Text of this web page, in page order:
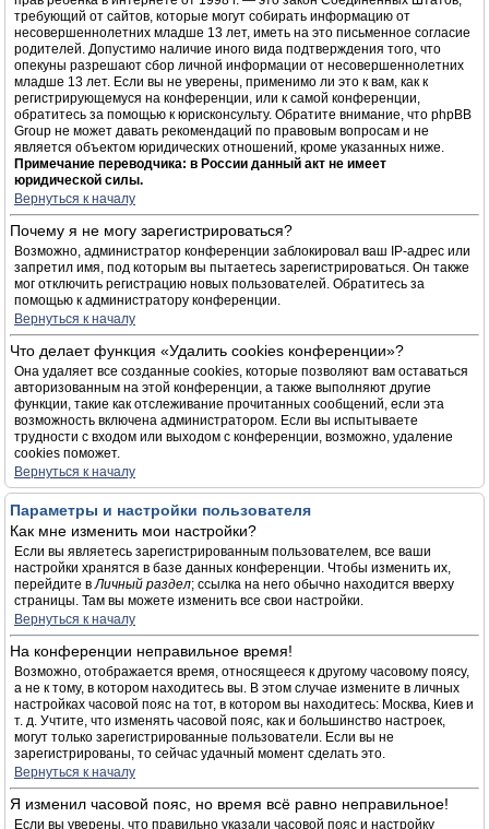
требующий от сайтов, которые могут собирать информацию от
несовершеннолетних младше 13 лет, иметь на это письменное согласие
родителей. Допустимо наличие иного вида подтверждения того, что
опекуны разрешают сбор личной информации от несовершеннолетних
младше 13 лет. Если вы не уверены, применимо ли это к вам, как к
регистрирующемуся на конференции, или к самой конференции,
обратитесь за помощью к юрисконсульту. Обратите внимание, что phpBB
Group не может давать рекомендаций по правовым вопросам и не
является объектом юридических отношений, кроме указанных ниже.
Примечание переводчика: в России данный акт не имеет
юридической силы.
Вернуться к началу
Почему я не могу зарегистрироваться?
Возможно, администратор конференции заблокировал ваш IP-адрес или
запретил имя, под которым вы пытаетесь зарегистрироваться. Он также
мог отключить регистрацию новых пользователей. Обратитесь за
помощью к администратору конференции.
Вернуться к началу
Что делает функция «Удалить cookies конференции»?
Она удаляет все созданные cookies, которые позволяют вам оставаться
авторизованным на этой конференции, а также выполняют другие
функции, такие как отслеживание прочитанных сообщений, если эта
возможность включена администратором. Если вы испытываете
трудности с входом или выходом с конференции, возможно, удаление
cookies поможет.
Вернуться к началу
Параметры и настройки пользователя
Как мне изменить мои настройки?
Если вы являетесь зарегистрированным пользователем, все ваши
настройки хранятся в базе данных конференции. Чтобы изменить их,
перейдите вЛичный раздел; ссылка на него обычно находится вверху
страницы. Там вы можете изменить все свои настройки.
Вернуться к началу
На конференции неправильное время!
Возможно, отображается время, относящееся к другому часовому поясу,
а не к тому, в котором находитесь вы. В этом случае измените в личных
настройках часовой пояс на тот, в котором вы находитесь: Москва, Киев и
т. д. Учтите, что изменять часовой пояс, как и большинство настроек,
могут только зарегистрированные пользователи. Если вы не
зарегистрированы, то сейчас удачный момент сделать это.
Вернуться к началу
Я изменил часовой пояс, но время всё равно неправильное!
Если вы уверены, что правильно указали часовой пояс и настройку